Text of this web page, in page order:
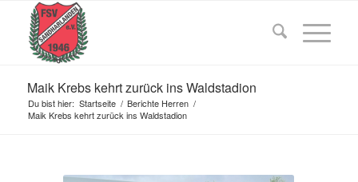
Maik Krebs kehrt zurück ins Waldstadion
Du bist hier: Startseite / Berichte Herren /
Maik Krebs kehrt zurück ins Waldstadion